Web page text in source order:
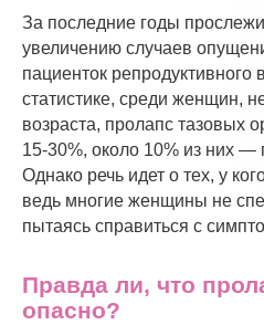
За последние годы
увеличению случаев
пациенток репродуктивного
статистике, среди женщин,
возраста, пролапс тазовых
15-30%, около 10% из них —
Однако речь идет о тех, у
ведь многие женщины не
пытаясь справиться с
Правда ли, что
опасно?